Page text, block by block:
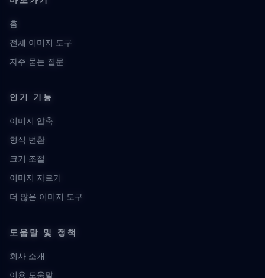
홈
전체 이미지 도구
자주 묻는 질문
인기 기능
이미지 압축
형식 변환
크기 조절
이미지 자르기
더 많은 이미지 도구
도움말 및 정책
회사 소개
이용 도움말